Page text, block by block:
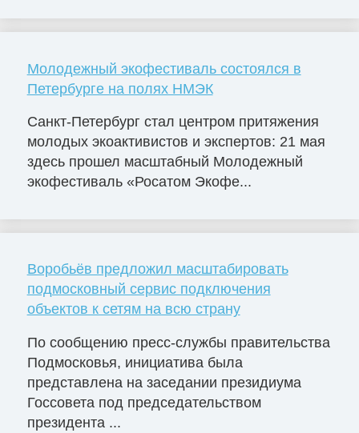
Молодежный экофестиваль состоялся в
Петербурге на полях НМЭК
Санкт-Петербург стал центром притяжения
молодых экоактивистов и экспертов: 21 мая
здесь прошел масштабный Молодежный
экофестиваль «Росатом Экофе...
Воробьёв предложил масштабировать
подмосковный сервис подключения
объектов к сетям на всю страну
По сообщению пресс-службы правительства
Подмосковья, инициатива была
представлена на заседании президиума
Госсовета под председательством
президента ...